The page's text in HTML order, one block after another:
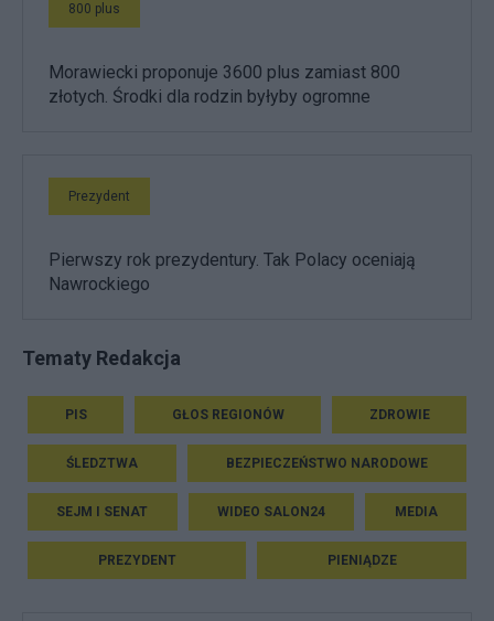
800 plus
Morawiecki proponuje 3600 plus zamiast 800
złotych. Środki dla rodzin byłyby ogromne
Prezydent
Pierwszy rok prezydentury. Tak Polacy oceniają
Nawrockiego
Tematy Redakcja
PIS GŁOS REGIONÓW ZDROWIE
ŚLEDZTWA BEZPIECZEŃSTWO NARODOWE
SEJM I SENAT WIDEO SALON24 MEDIA
PREZYDENT PIENIĄDZE